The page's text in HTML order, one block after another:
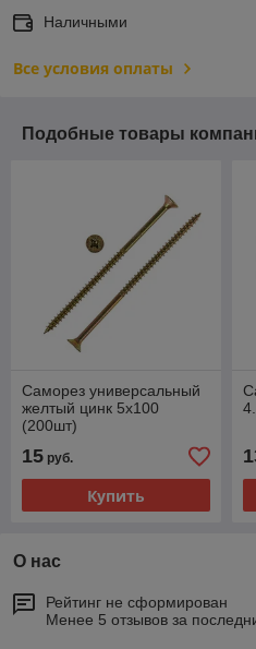
Наличными
Все условия оплаты
Подобные товары
Саморез универсальный
желтый цинк 5х100
(200шт)
15 руб.
Купить
О нас
Рейтинг не сформирован
Менее 5 отзывов за